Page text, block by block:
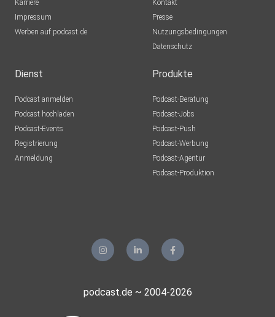
Karriere
Impressum
Werben auf podcast.de
Kontakt
Presse
Nutzungsbedingungen
Datenschutz
Dienst
Podcast anmelden
Podcast hochladen
Podcast-Events
Registrierung
Anmeldung
Produkte
Podcast-Beratung
Podcast-Jobs
Podcast-Push
Podcast-Werbung
Podcast-Agentur
Podcast-Produktion
podcast.de ~ 2004-2026